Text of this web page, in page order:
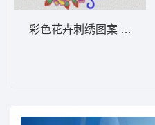
彩色花卉刺绣图案 朵花条